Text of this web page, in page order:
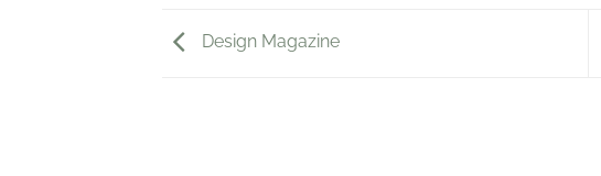
Design Magazine